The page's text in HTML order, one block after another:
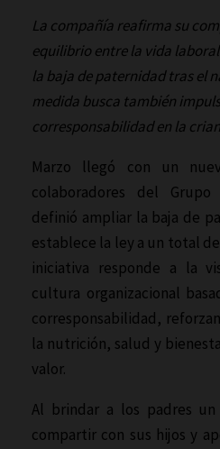
La compañía reafirma su
equilibrio entre la vida
la baja de paternidad tras el
medida busca también
corresponsabilidad en la
Marzo llegó con un
colaboradores del
definió ampliar la baja de
establece la ley a un total
iniciativa responde a la
cultura organizacional
corresponsabilidad,
la nutrición, salud y
valor.
Al brindar a los padres
compartir con sus hijos y